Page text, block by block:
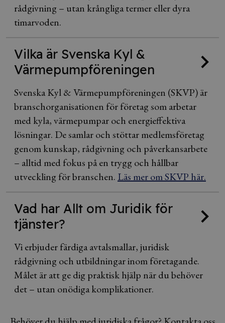
rådgivning – utan krångliga termer eller dyra
timarvoden.
Vilka är Svenska Kyl &
Värmepumpföreningen
Svenska Kyl & Värmepumpföreningen (SKVP) är
branschorganisationen för företag som arbetar
med kyla, värmepumpar och energieffektiva
lösningar. De samlar och stöttar medlemsföretag
genom kunskap, rådgivning och påverkansarbete
– alltid med fokus på en trygg och hållbar
utveckling för branschen. Läs mer om SKVP här.
Vad har Allt om Juridik för
tjänster?
Vi erbjuder färdiga avtalsmallar, juridisk
rådgivning och utbildningar inom företagande.
Målet är att ge dig praktisk hjälp när du behöver
det – utan onödiga komplikationer.